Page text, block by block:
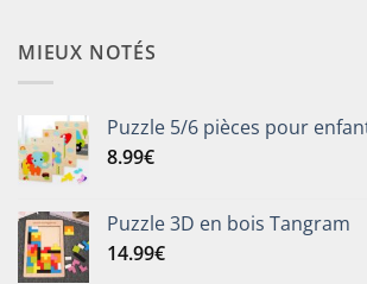
MIEUX NOTÉS
Puzzle 5/6 pièces pour
8.99€
Puzzle 3D en bois Tangram
14.99€